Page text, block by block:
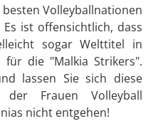
Volleyballnationen
ist offensichtlich, dass
sogar Welttitel in
für die "Malkia Strikers".
lassen Sie sich diese
der Frauen Volleyball
nicht entgehen!